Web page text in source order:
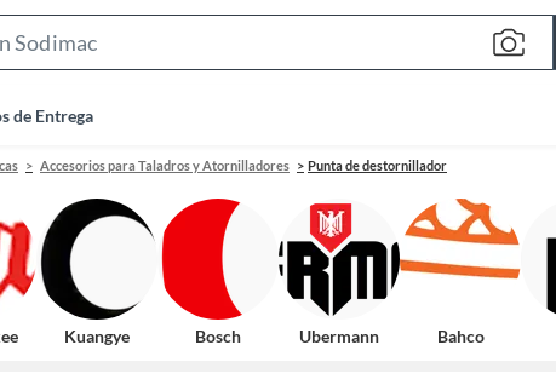
Bar
de Entrega
Accesorios para Taladros y Atornilladores Punta de destornillador
Kuangye Bosch Ubermann Bahco